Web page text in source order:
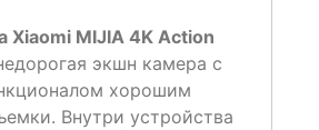
Xiaomi MIJIA 4K Action
экшн камера с
хорошим
Внутри устройства